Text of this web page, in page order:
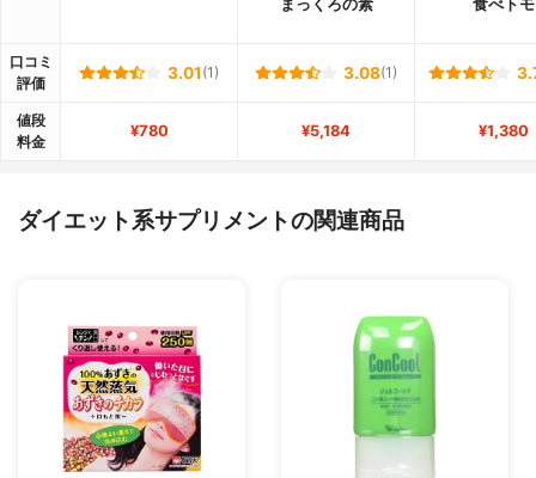
まっくろの素
食べトモ
口コミ
評価
3.01 (1) 3.08(1)
値段
料金
¥780 ¥5,184 ¥1,380
ダイエット系サプリメントの関連商品